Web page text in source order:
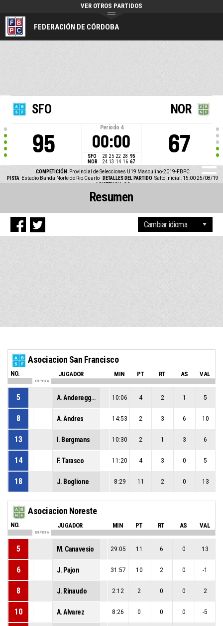
FEDERACIÓN DE CÓRDOBA
VER OTROS PARTIDOS
SFO
95
Periodo 4
00:00
SFO 20 25 22 28 95
NOR
24 13 14 16 67
NOR
67
COMPETICIÓN
Provincial de Selecciones U19 Masculino-2019-FBPC
PISTA
Estadio Banda Norte de Rio Cuarto DETALLES DEL PARTIDO Salto inicial: 15:00 25/08/19
ASISTENCIA
30
Resumen
Asociacion San Francisco
NO. JUGADOR MIN PT RT AS VAL
EN PISTA
5 A. Andereggen 10:06 4 2 1 5
8 A. Andres 14:53 2 3 6 10
13 I. Bergmans 10:30 2 1 3 6
14 F. Tarasco 11:20 4 3 0 5
18 J. Boglione 8:29 11 2 0 13
Asociacion Noreste
NO. JUGADOR MIN PT RT AS VAL
EN PISTA
5 M. Canavesio 29:05 11 6 0 13
6 J. Pajon 31:57 10 2 0 -1
8 J. Rinaudo 2:12 2 0 0 2
10 A. Alvarez 8:26 0 0 0 -5